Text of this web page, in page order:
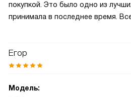
покупкой. Это было одно из
принимала в последнее время.
Егор
Модель: